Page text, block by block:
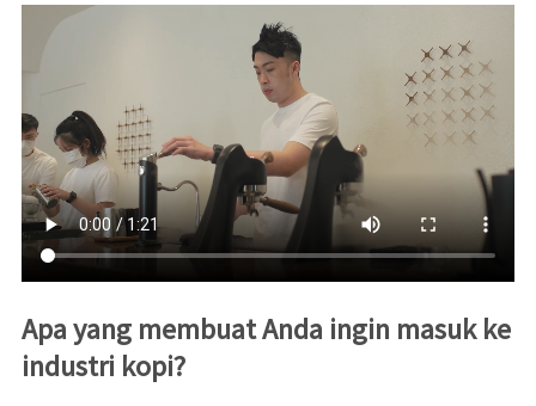
Apa yang membuat Anda ingin masuk ke
industri kopi?